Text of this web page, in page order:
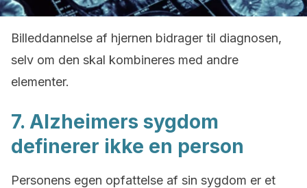
Billeddannelse af hjernen bidrager til diagnosen,
selv om den skal kombineres med andre
elementer.
7. Alzheimers sygdom
definerer ikke en person
Personens egen opfattelse af sin sygdom er et